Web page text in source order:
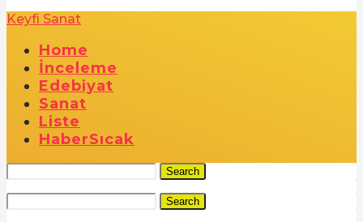
Keyfi Sanat
Home
İnceleme
Edebiyat
Sanat
Liste
HaberSıcak
Search
Search